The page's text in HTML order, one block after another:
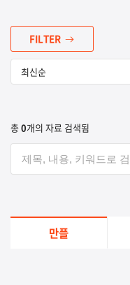
FILTER
총0개의 자료 검색됨
만플